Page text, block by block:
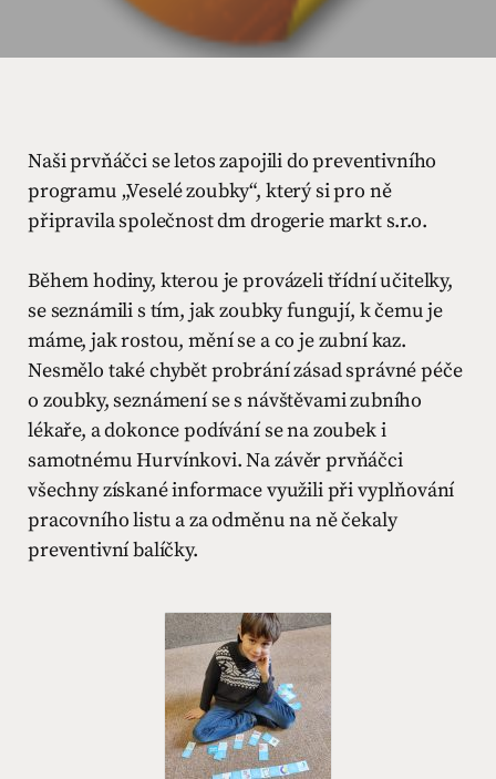
Naši prvňáčci se letos zapojili do preventivního
programu „Veselé zoubky“, který si pro ně
připravila společnost dm drogerie markt s.r.o.
Během hodiny, kterou je provázeli třídní učitelky,
se seznámili s tím, jak zoubky fungují, k čemu je
máme, jak rostou, mění se a co je zubní kaz.
Nesmělo také chybět probrání zásad správné péče
o zoubky, seznámení se s návštěvami zubního
lékaře, a dokonce podívání se na zoubek i
samotnému Hurvínkovi. Na závěr prvňáčci
všechny získané informace využili při vyplňování
pracovního listu a za odměnu na ně čekaly
preventivní balíčky.